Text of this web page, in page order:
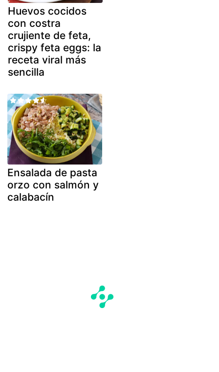
Huevos cocidos
con costra
crujiente de feta,
crispy feta eggs: la
receta viral más
sencilla
Ensalada de pasta
orzo con salmón y
calabacín